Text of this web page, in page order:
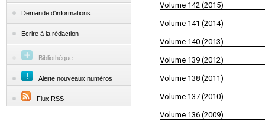
Demande d'informations
Ecrire à la rédaction
Bibliothèque
Alerte nouveaux numéros
Flux RSS
Volume 142 (2015)
Volume 141 (2014)
Volume 140 (2013)
Volume 139 (2012)
Volume 138 (2011)
Volume 137 (2010)
Volume 136 (2009)